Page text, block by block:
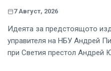
7 Август, 2026
Идеята за предстоящото
управителя на НБУ Андрей
при Светия престол Андрей